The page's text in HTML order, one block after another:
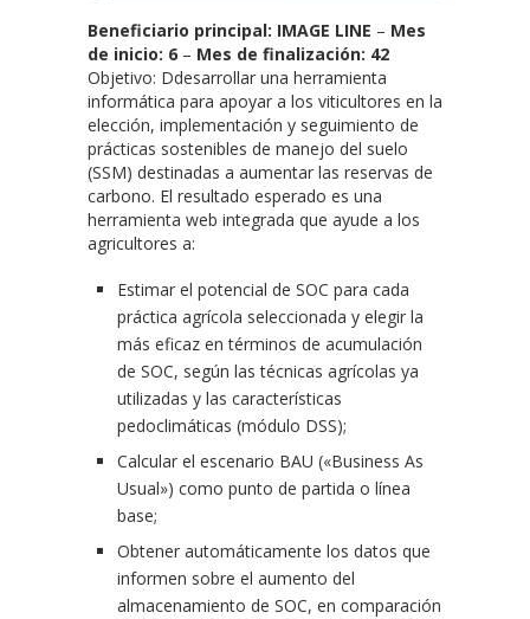
Beneficiario principal: IMAGE LINE – Mes
de inicio: 6 – Mes de finalización: 42
Objetivo: Ddesarrollar una herramienta
informática para apoyar a los viticultores en la
elección, implementación y seguimiento de
prácticas sostenibles de manejo del suelo
(SSM) destinadas a aumentar las reservas de
carbono. El resultado esperado es una
herramienta web integrada que ayude a los
agricultores a:
Estimar el potencial de SOC para cada
práctica agrícola seleccionada y elegir la
más eficaz en términos de acumulación
de SOC, según las técnicas agrícolas ya
utilizadas y las características
pedoclimáticas (módulo DSS);
Calcular el escenario BAU («Business As
Usual») como punto de partida o línea
base;
Obtener automáticamente los datos que
informen sobre el aumento del
almacenamiento de SOC, en comparación